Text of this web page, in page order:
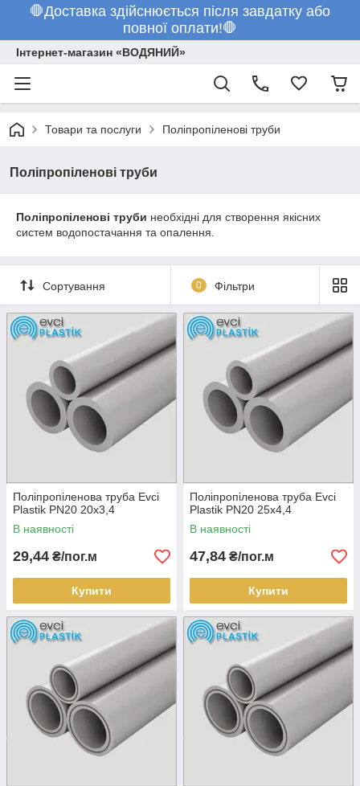
🛑Доставка здійснюється після завдатку або
повної оплати!🛑
Інтернет-магазин «ВОДЯНИЙ»
Товари та послуги Поліпропіленові труби
Поліпропіленові труби
Поліпропіленові труби необхідні для створення якісних
систем водопостачання та опалення.
Сортування 0 Фільтри
Поліпропіленова труба Evci
Plastik PN20 20х3,4
В наявності
29,44 ₴/пог.м
Купити
Поліпропіленова труба Evci
Plastik PN20 25х4,4
В наявності
47,84 ₴/пог.м
Купити